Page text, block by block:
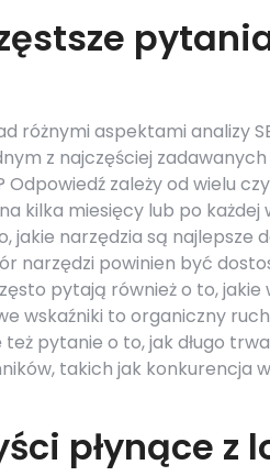
różnymi aspektami analizy
z najczęściej
zależy od wielu
kilka miesięcy lub po każdej
narzędzia są najlepsze
narzędzi powinien być
pytają również o to,
wskaźniki to organiczny
też pytanie o to, jak długo
takich jak
płynące z